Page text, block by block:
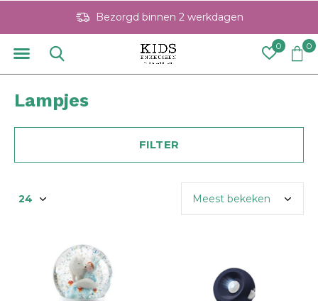
0 0
Bezorgd binnen 2 werkdagen
Lampjes
FILTER